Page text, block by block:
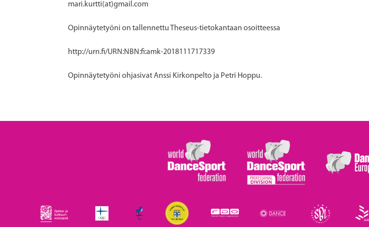
mari.kurtti(at)gmail.com
Opinnäytetyöni on tallennettu Theseus-tietokantaan osoitteessa
http://urn.fi/URN:NBN:fi:amk-2018111717339
Opinnäytetyöni ohjasivat Anssi Kirkonpelto ja Petri Hoppu.